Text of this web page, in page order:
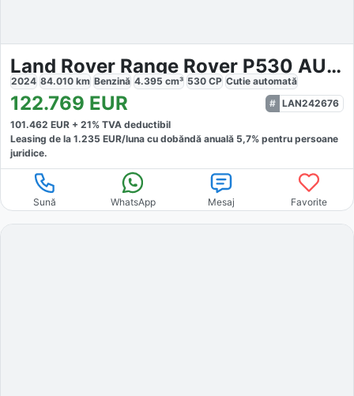
Land Rover Range Rover P530 AUTOBIO LWB
2024 84.010 km Benzină 4.395 cm³ 530 CP Cutie automată
122.769 EUR
LAN242676
101.462 EUR + 21% TVA deductibil
Leasing de la 1.235 EUR/luna cu dobăndă anuală 5,7% pentru persoane
juridice.
Sună WhatsApp Mesaj Favorite